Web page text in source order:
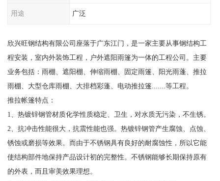
用途 广泛
欣兴旺钢结构有限公司座落于广东江门，是一家主要从事钢结构工
程安装，室内外装饰工程，户外遮阳雨篷为一体的工程公司。主要
业务包括：雨棚、遮阳棚、伸缩雨棚、固定雨篷、阳光雨蓬、推拉
雨棚、大型仓库雨棚、大排档彩蓬、电动推拉篷.......等工程。
推拉帐篷特点：
1、热镀锌钢管材质化学性质稳定、卫生，对水质无污染，不生锈。
2、抗冲击性能很大，抗震性能也强。热镀锌钢管产生腐蚀、点蚀、
锈蚀或磨损等效果。而由于不锈钢具有良好的耐腐蚀性，所以它能
使结构部件地保持产品设计初的完整性。不锈钢能够长期保持原有
的外表，而且审美效果理想。